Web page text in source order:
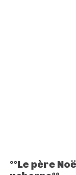
°°Le père